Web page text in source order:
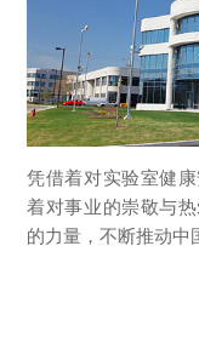
凭借着对实验室健
着对事业的崇敬与
的力量，不断推动中